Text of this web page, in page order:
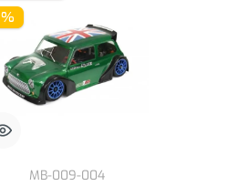
%
MB-009-004